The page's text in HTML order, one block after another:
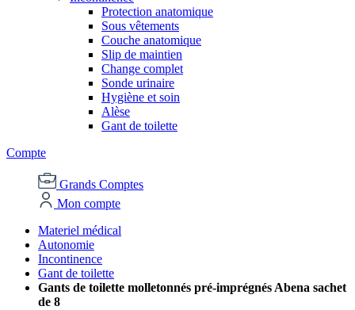
Protection anatomique
Sous vêtements
Couche anatomique
Slip de maintien
Change complet
Sonde urinaire
Hygiène et soin
Alèse
Gant de toilette
Compte
Grands Comptes
Mon compte
Materiel médical
Autonomie
Incontinence
Gant de toilette
Gants de toilette molletonnés pré-imprégnés Abena sachet
de 8